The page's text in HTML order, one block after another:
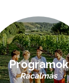
Programok
Rácalmás